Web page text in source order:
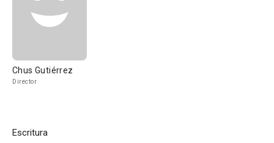
Chus Gutiérrez
Director
Escritura